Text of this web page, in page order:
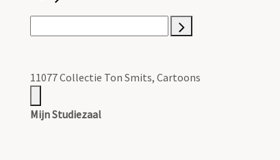
11077 Collectie Ton Smits, Cartoons
Mijn Studiezaal